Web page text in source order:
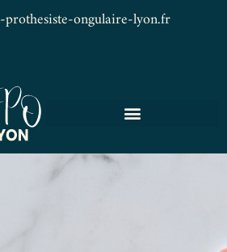
ongulaire-lyon.fr